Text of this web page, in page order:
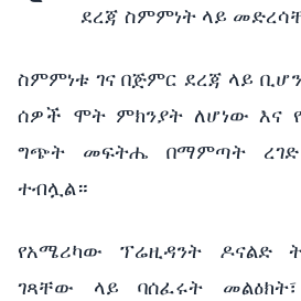
ደረጃ ስምምነት ላይ
ስምምነቱ ገና በጅምር ደረጃ ላይ
ሰዎች ሞት ምክንያት ለሆነው እና
ግጭት መፍትሔ በማምጣት
ተብሏል።
የአሜሪካው ፕሬዚዳንት ዶናልድ
ገጻቸው ላይ ባሰፈሩት